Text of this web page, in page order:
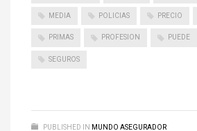
MEDIA POLICIAS PRECIO
PRIMAS PROFESION PUEDE
SEGUROS
PUBLISHED IN MUNDO ASEGURADOR